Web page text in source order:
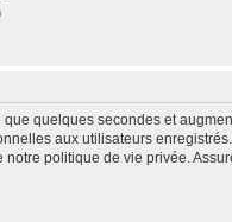
quelques secondes et
aux utilisateurs
politique de vie privée.